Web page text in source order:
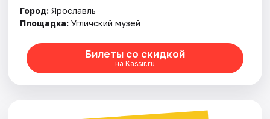
Город: Ярославль
Площадка: Угличский музей
Билеты со скидкой
на Kassir.ru